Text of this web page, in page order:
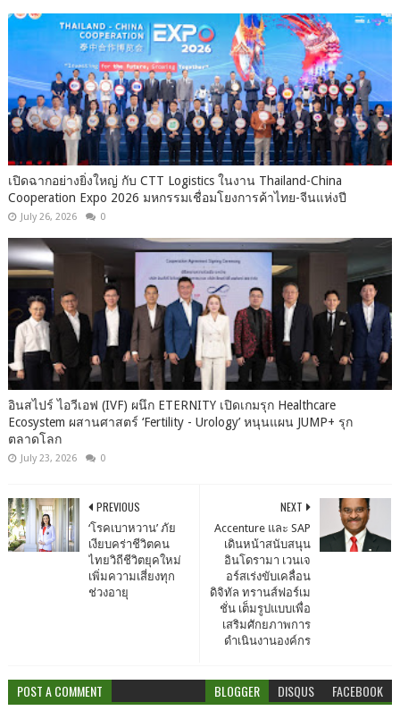
เปิดฉากอย่างยิ่งใหญ่ กับ CTT Logistics ในงาน Thailand-China
Cooperation Expo 2026 มหกรรมเชื่อมโยงการค้าไทย-จีนแห่งปี
July 26, 2026 0
อินสไปร์ ไอวีเอฟ (IVF) ผนึก ETERNITY เปิดเกมรุก Healthcare
Ecosystem ผสานศาสตร์ ‘Fertility - Urology’ หนุนแผน JUMP+ รุก
ตลาดโลก
July 23, 2026 0
NEXT
Accenture และ SAP
เดินหน้าสนับสนุน
อินโดรามา เวนเจ
อร์สเร่งขับเคลื่อน
ดิจิทัล ทรานส์ฟอร์เม
ชั่น เต็มรูปแบบเพื่อ
เสริมศักยภาพการ
ดำเนินงานองค์กร
PREVIOUS
‘โรคเบาหวาน’ ภัย
เงียบคร่าชีวิตคน
ไทยวิถีชีวิตยุคใหม่
เพิ่มความเสี่ยงทุก
ช่วงอายุ
POST A COMMENT BLOGGER DISQUS FACEBOOK